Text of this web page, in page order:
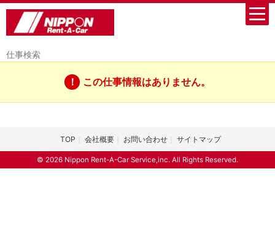
仕事検索
この仕事情報はありません。
TOP 会社概要 お問い合わせ サイトマップ
© 2026 Nippon Rent-A-Car Service,inc. All Rights Reserved.